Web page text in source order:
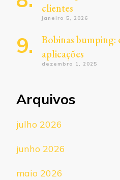
clientes
janeiro 5, 2026
Bobinas bumping:
aplicações
dezembro 1, 2025
Arquivos
julho 2026
junho 2026
maio 2026